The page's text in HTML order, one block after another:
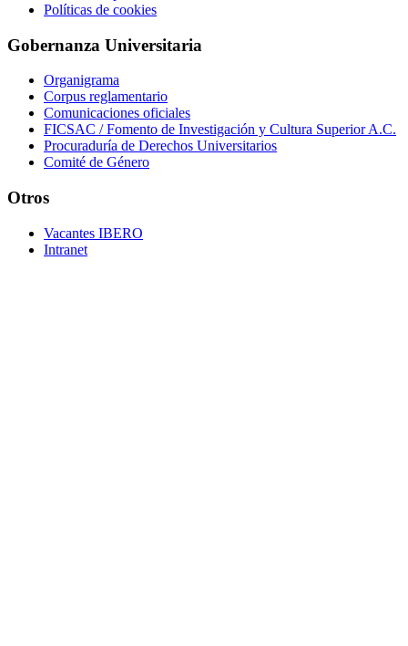
Políticas de cookies
Gobernanza Universitaria
Organigrama
Corpus reglamentario
Comunicaciones oficiales
FICSAC / Fomento de Investigación y Cultura Superior A.C.
Procuraduría de Derechos Universitarios
Comité de Género
Otros
Vacantes IBERO
Intranet